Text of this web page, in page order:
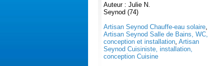
Auteur : Julie N.
Seynod (74)
Artisan Seynod Chauffe-eau solaire,
Artisan Seynod Salle de Bains, WC,
conception et installation, Artisan
Seynod Cuisiniste, installation,
conception Cuisine